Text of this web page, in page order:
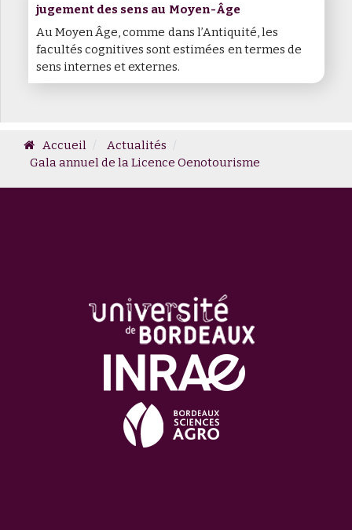
jugement des sens au Moyen-Âge
Au Moyen Âge, comme dans l’Antiquité, les
facultés cognitives sont estimées en termes de
sens internes et externes.
Accueil
Actualités
Gala annuel de la Licence Oenotourisme